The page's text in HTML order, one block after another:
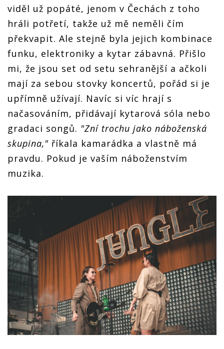
viděl už popáté, jenom v Čechách z toho
hráli potřetí, takže už mě neměli čím
překvapit. Ale stejně byla jejich kombinace
funku, elektroniky a kytar zábavná. Přišlo
mi, že jsou set od setu sehranější a ačkoli
mají za sebou stovky koncertů, pořád si je
upřímně užívají. Navíc si víc hrají s
načasováním, přidávají kytarová sóla nebo
gradaci songů. "Zní trochu jako náboženská
skupina," říkala kamarádka a vlastně má
pravdu. Pokud je vaším náboženstvím
muzika.